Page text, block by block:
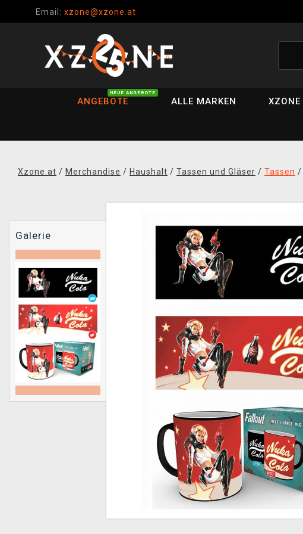
Email: xzone@xzone.at
ANGEBOTE
NEUE ANGEBOTE
ALLE MARKEN
Xzone.at / Merchandise / Haushalt / Tassen und Gläser / Tassen /
Galerie